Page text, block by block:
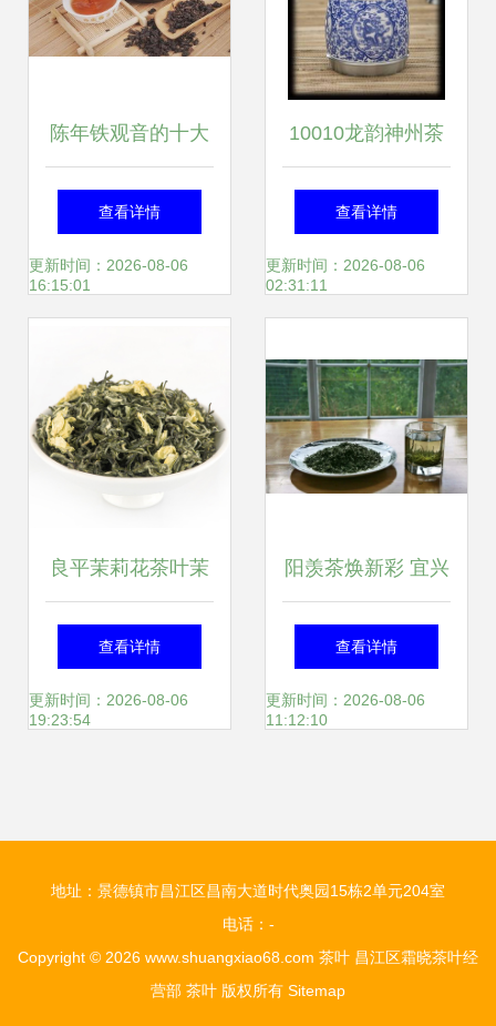
陈年铁观音的十大
妙用 岁月沉淀的茶
中珍品
查看详情
更新时间：2026-08-06
16:15:01
10010龙韵神州茶
叶罐(大号) 价格、
厂家、图片与工艺
莱贸易陶瓷精品
查看详情
更新时间：2026-08-06
02:31:11
良平茉莉花茶叶茉
莉绿茶茉莉茶茉莉
花茶小袋装浓香型
查看详情
更新时间：2026-08-06
19:23:54
阳羡茶焕新彩 宜兴
茗茶斩获国际金奖
查看详情
更新时间：2026-08-06
11:12:10
地址：景德镇市昌江区昌南大道时代奥园15栋2单元204室
电话：-
Copyright © 2026 www.shuangxiao68.com 茶叶 昌江区霜晓茶叶经
营部 茶叶 版权所有 Sitemap